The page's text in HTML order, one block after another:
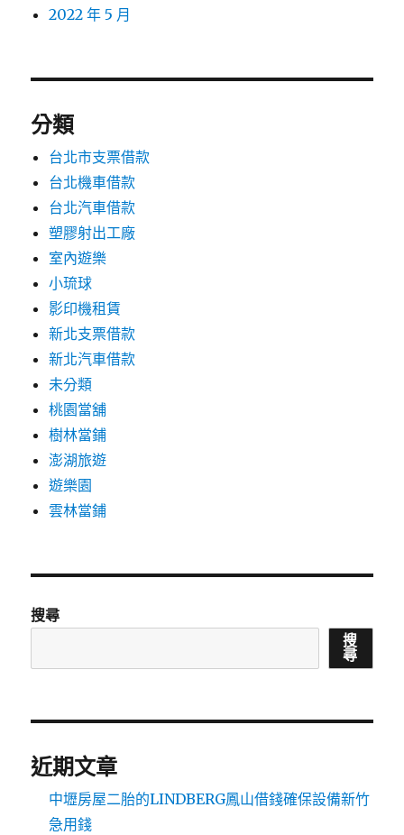
2022 年 5 月
分類
台北市支票借款
台北機車借款
台北汽車借款
塑膠射出工廠
室內遊樂
小琉球
影印機租賃
新北支票借款
新北汽車借款
未分類
桃園當舖
樹林當鋪
澎湖旅遊
遊樂園
雲林當鋪
搜尋
搜
尋
近期文章
中壢房屋二胎的LINDBERG鳳山借錢確保設備新竹
急用錢